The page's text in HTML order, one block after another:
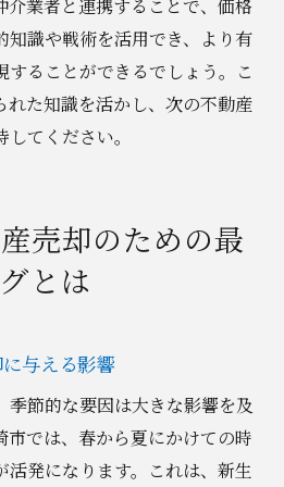
介業者と連携することで、価格
知識や戦術を活用でき、より有
ることができるでしょう。こ
れた知識を活かし、次の不動産
てください。
売却のための最
とは
与える影響
季節的な要因は大きな影響を及
市では、春から夏にかけての時
発になります。これは、新生